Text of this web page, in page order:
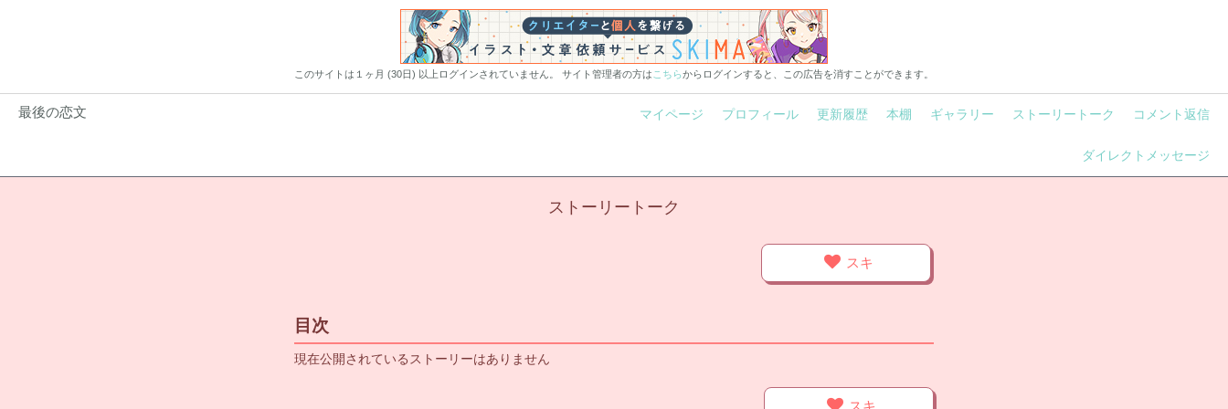
このサイトは１ヶ月 (30日) 以上ログインされていません。 サイト管理者の方は こちらからログインすると、この広告を消すことができます。
最後の恋文 マイページ プロフィール 更新履歴 本棚 ギャラリー ストーリートーク コメント返信
ダイレクトメッセージ
ストーリートーク
スキ
目次
現在公開されているストーリーはありません
スキ